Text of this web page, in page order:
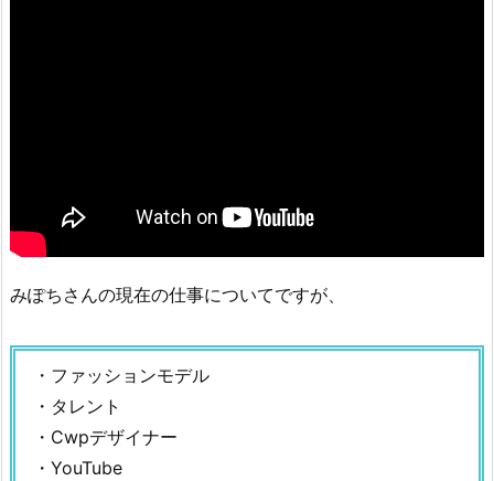
みぽちさんの現在の仕事についてですが、
・ファッションモデル
・タレント
・Cwpデザイナー
・YouTube